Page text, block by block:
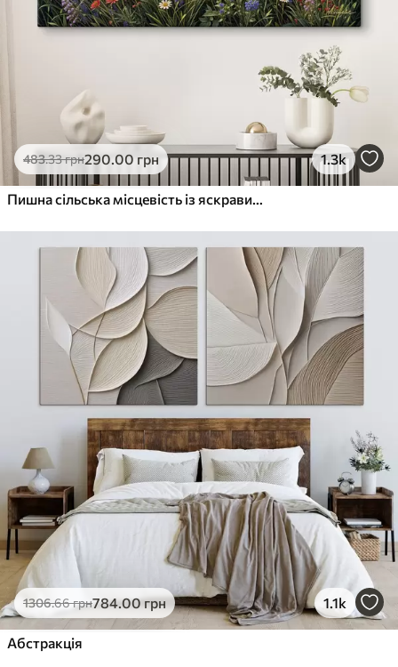
483.33грн290.00 грн 1.3k
Пишна сільська місцевість із яскравим лугом диких квітів, наповненим різнокольоровими квітами під хмарним небом
1306.66грн784.00грн 1.1k
Абстракція